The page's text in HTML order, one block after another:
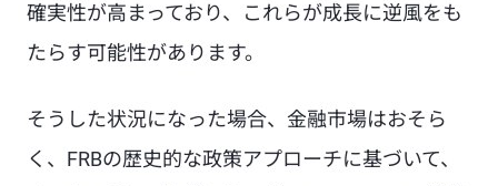
確実性が高まっており、これらが成長に逆風をも
たらす可能性があります。
そうした状況になった場合、金融市場はおそら
く、FRBの歴史的な政策アプローチに基づいて、